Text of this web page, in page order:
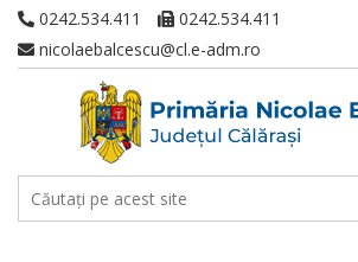
0242.534.411
0242.534.411
nicolaebalcescu@cl.e-adm.ro